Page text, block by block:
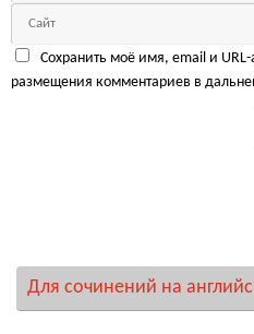
Сохранить моё имя, email и URL-
размещения комментариев в
Для сочинений на